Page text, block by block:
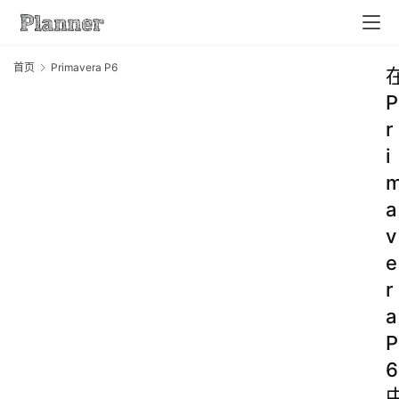
首页 Primavera P6
P
r
i
a
v
e
r
a
P
6